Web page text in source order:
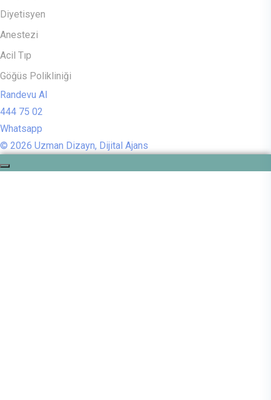
Diyetisyen
Anestezi
Acil Tıp
Göğüs Polikliniği
Randevu Al
444 75 02
Whatsapp
© 2026 Uzman Dizayn, Dijital Ajans